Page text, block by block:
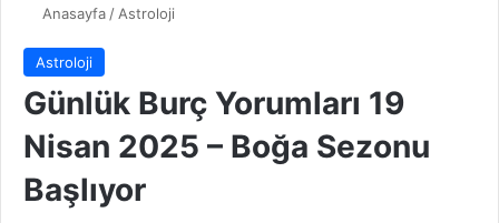
Anasayfa / Astroloji
Astroloji
Günlük Burç Yorumları 19
Nisan 2025 – Boğa Sezonu
Başlıyor